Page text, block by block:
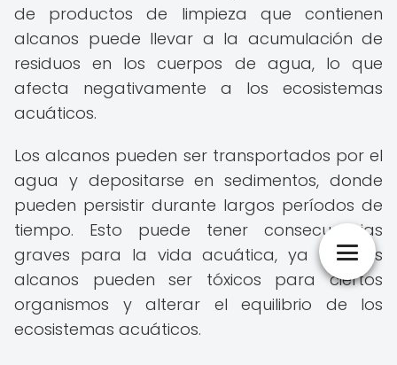
de productos de limpieza que contienen
alcanos puede llevar a la acumulación de
residuos en los cuerpos de agua, lo que
afecta negativamente a los ecosistemas
acuáticos.
Los alcanos pueden ser transportados por el
agua y depositarse en sedimentos, donde
pueden persistir durante largos períodos de
tiempo. Esto puede tener consecuencias
graves para la vida acuática, ya que los
alcanos pueden ser tóxicos para ciertos
organismos y alterar el equilibrio de los
ecosistemas acuáticos.